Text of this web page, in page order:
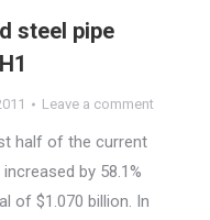
steel pipe
Leave a comment
half of the current
by 58.1%
of $1.070 billion. In